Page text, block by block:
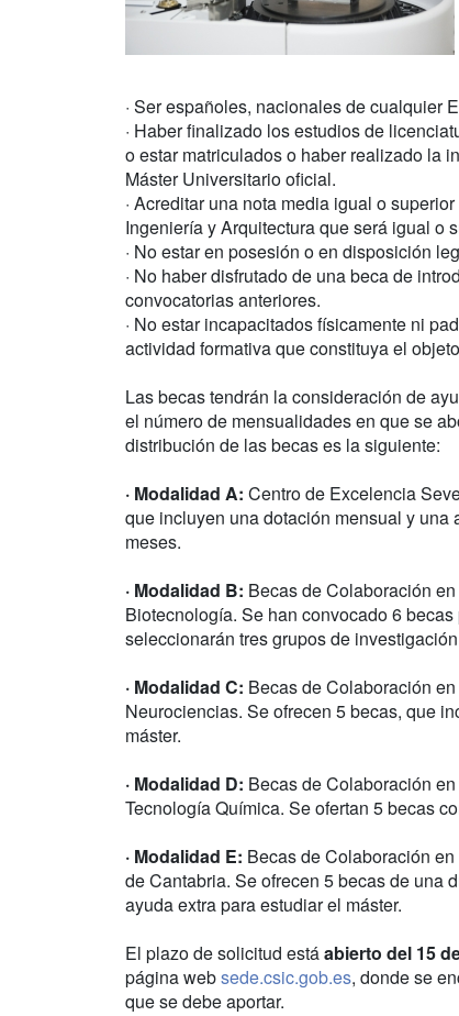
· Ser españoles, nacionales de cualquier
· Haber finalizado los estudios de
o estar matriculados o haber realizado la
Máster Universitario oficial.
· Acreditar una nota media igual o
Ingeniería y Arquitectura que será igual o
· No estar en posesión o en disposición
· No haber disfrutado de una beca de
convocatorias anteriores.
· No estar incapacitados físicamente ni
actividad formativa que constituya el
Las becas tendrán la consideración de
el número de mensualidades en que se
distribución de las becas es la siguiente:
· Modalidad A: Centro de Excelencia
que incluyen una dotación mensual y una
meses.
· Modalidad B: Becas de Colaboración
Biotecnología. Se han convocado 6
seleccionarán tres grupos de
· Modalidad C: Becas de Colaboración
Neurociencias. Se ofrecen 5 becas, que
máster.
· Modalidad D: Becas de Colaboración
Tecnología Química. Se ofertan 5 becas
· Modalidad E: Becas de Colaboración
de Cantabria. Se ofrecen 5 becas de una
ayuda extra para estudiar el máster.
El plazo de solicitud estáabierto del 15
página websede.csic.gob.es, donde se
que se debe aportar.